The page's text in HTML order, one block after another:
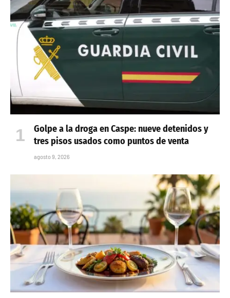
Golpe a la droga en Caspe: nueve detenidos y
tres pisos usados como puntos de venta
agosto 9, 2026